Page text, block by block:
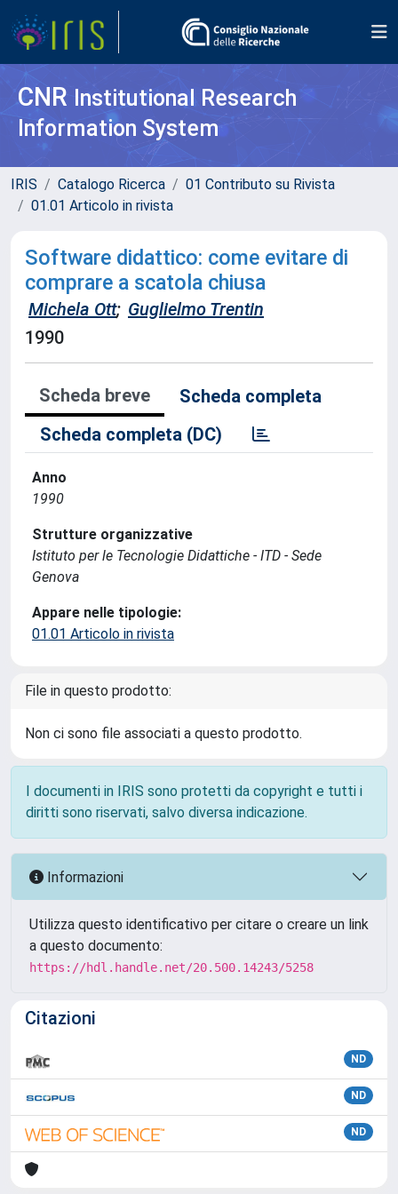
CNR Institutional Research
Information System
IRIS Catalogo Ricerca
01 Contributo su Rivista
01.01 Articolo in rivista
Software didattico: come evitare di
comprare a scatola chiusa
Michela Ott; Guglielmo Trentin
1990
Scheda breve
Scheda completa
Scheda completa (DC)
Anno
1990
Strutture organizzative
Istituto per le Tecnologie Didattiche - ITD - Sede
Genova
Appare nelle tipologie:
01.01 Articolo in rivista
File in questo prodotto:
Non ci sono file associati a questo prodotto.
I documenti in IRIS sono protetti da copyright e tutti i
diritti sono riservati, salvo diversa indicazione.
Informazioni
Utilizza questo identificativo per citare o creare un link
a questo documento:
https://hdl.handle.net/20.500.14243/5258
Citazioni
ND
ND
ND